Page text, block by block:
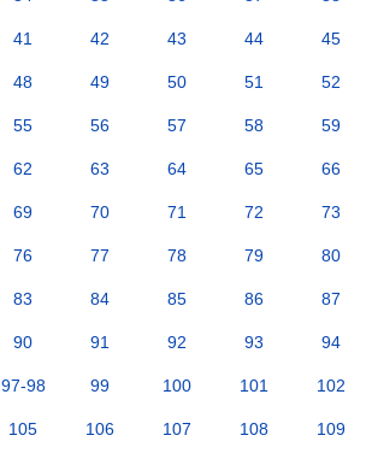
41 42 43 44 45
48 49 50 51 52
55 56 57 58 59
62 63 64 65 66
69 70 71 72 73
76 77 78 79 80
83 84 85 86 87
90 91 92 93 94
97-98 99 100 101 102
105 106 107 108 109